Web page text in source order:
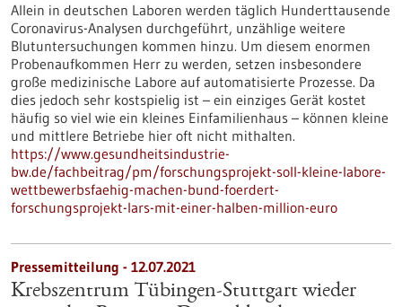
Allein in deutschen Laboren werden täglich Hunderttausende
Coronavirus-Analysen durchgeführt, unzählige weitere
Blutuntersuchungen kommen hinzu. Um diesem enormen
Probenaufkommen Herr zu werden, setzen insbesondere
große medizinische Labore auf automatisierte Prozesse. Da
dies jedoch sehr kostspielig ist – ein einziges Gerät kostet
häufig so viel wie ein kleines Einfamilienhaus – können kleine
und mittlere Betriebe hier oft nicht mithalten.
https://www.gesundheitsindustrie-
bw.de/fachbeitrag/pm/forschungsprojekt-soll-kleine-labore-
wettbewerbsfaehig-machen-bund-foerdert-
forschungsprojekt-lars-mit-einer-halben-million-euro
Pressemitteilung - 12.07.2021
Krebszentrum Tübingen-Stuttgart wieder